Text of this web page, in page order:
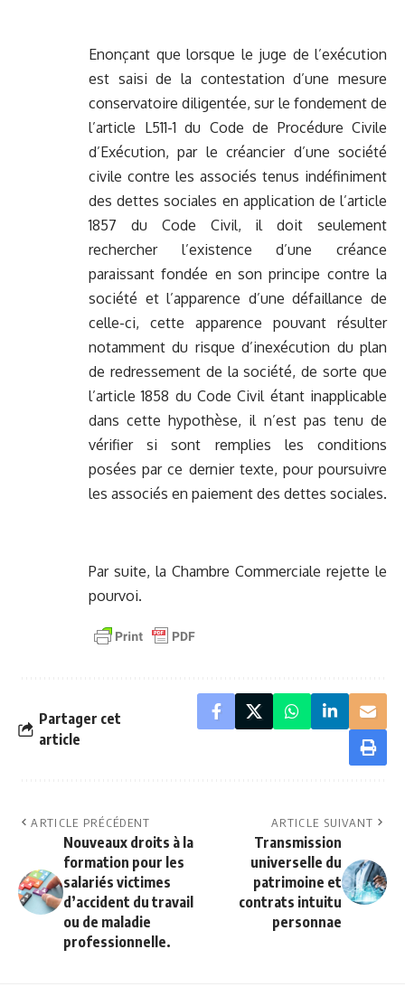
Enonçant que lorsque le juge de l’exécution
est saisi de la contestation d’une mesure
conservatoire diligentée, sur le fondement de
l’article L511-1 du Code de Procédure Civile
d’Exécution, par le créancier d’une société
civile contre les associés tenus indéfiniment
des dettes sociales en application de l’article
1857 du Code Civil, il doit seulement
rechercher l’existence d’une créance
paraissant fondée en son principe contre la
société et l’apparence d’une défaillance de
celle-ci, cette apparence pouvant résulter
notamment du risque d’inexécution du plan
de redressement de la société, de sorte que
l’article 1858 du Code Civil étant inapplicable
dans cette hypothèse, il n’est pas tenu de
vérifier si sont remplies les conditions
posées par ce dernier texte, pour poursuivre
les associés en paiement des dettes sociales.
Par suite, la Chambre Commerciale rejette le
pourvoi.
Partager cet
article
ARTICLE PRÉCÉDENT
Nouveaux droits à la
formation pour les
salariés victimes
d’accident du travail
ou de maladie
professionnelle.
ARTICLE SUIVANT
Transmission
universelle du
patrimoine et
contrats intuitu
personnae